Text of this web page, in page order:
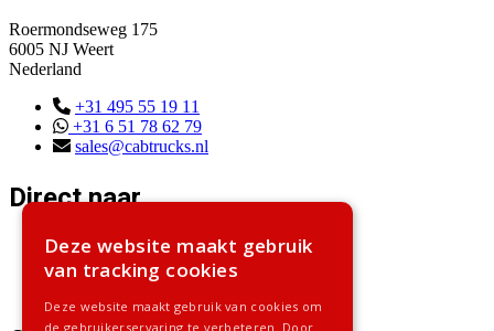
Roermondseweg 175
6005 NJ Weert
Nederland
+31 495 55 19 11
+31 6 51 78 62 79
sales@cabtrucks.nl
Direct naar
Home
Voorraad
Deze website maakt gebruik
van tracking cookies
Deze website maakt gebruik van cookies om
de gebruikerservaring te verbeteren. Door